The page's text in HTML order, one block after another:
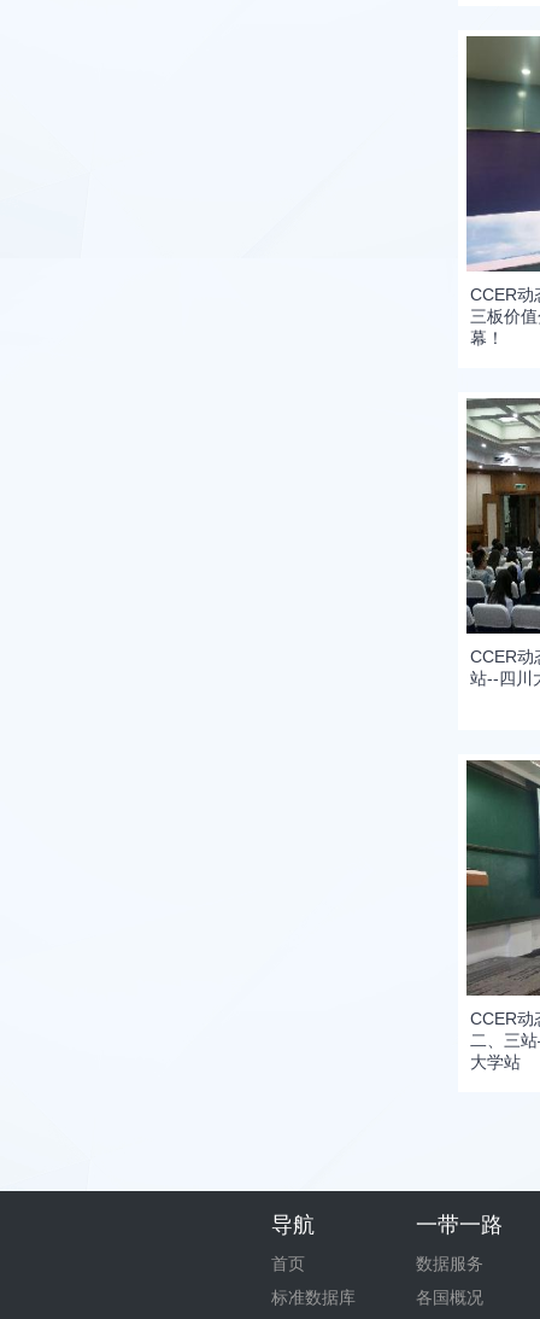
CCER动
三板价
幕！
CCER动
站--四川
CCER动
二、三
大学站
导航
首页
标准数据库
一带一路
数据服务
各国概况